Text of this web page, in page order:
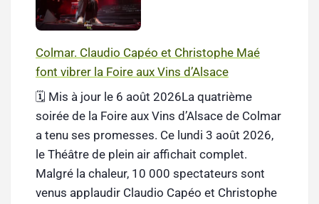
Colmar. Claudio Capéo et Christophe Maé
font vibrer la Foire aux Vins d’Alsace
🗓️ Mis à jour le 6 août 2026La quatrième
soirée de la Foire aux Vins d’Alsace de Colmar
a tenu ses promesses. Ce lundi 3 août 2026,
le Théâtre de plein air affichait complet.
Malgré la chaleur, 10 000 spectateurs sont
venus applaudir Claudio Capéo et Christophe